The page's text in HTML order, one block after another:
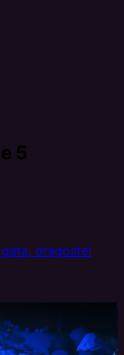
5
dragoste!